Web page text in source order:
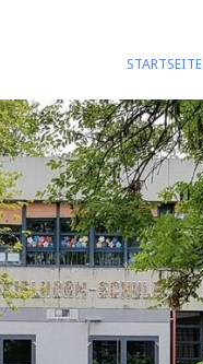
STARTSEITE